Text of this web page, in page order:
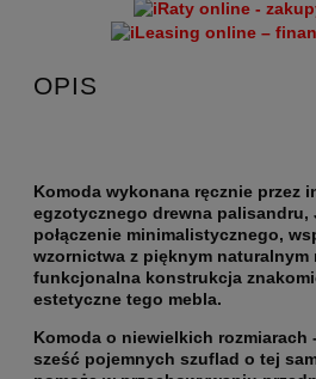
OPIS
Komoda wykonana ręcznie przez
egzotycznego drewna palisandru,
połączenie minimalistycznego,
wzornictwa z pięknym naturalnym
funkcjonalna konstrukcja
estetyczne tego mebla.
Komoda o niewielkich rozmiarach
sześć pojemnych szuflad o tej